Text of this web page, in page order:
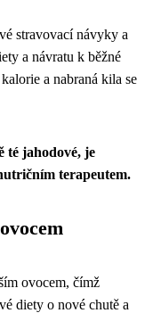
stravovací návyky a
a návratu k běžné
a nabraná kila se
té jahodové, je
terapeutem.
ovocem, čímž
diety o nové chutě a